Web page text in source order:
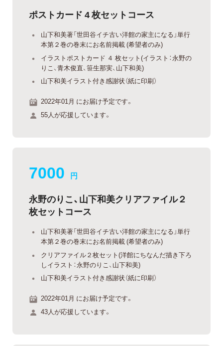
ポストカード 4 枚セットコース
山下和美著「世田谷イチ古い洋館の家主になる」単行
本第２巻の巻末にお名前掲載 (希望者のみ)
イラストポストカード ４ 枚セット(イラスト：永野の
りこ、青木俊直、笹生那実、山下和美)
山下和美イラスト付き感謝状（紙に印刷）
2022年01月 にお届け予定です。
55人が応援しています。
7000 円
永野のりこ、山下和美クリアファイル２
枚セットコース
山下和美著「世田谷イチ古い洋館の家主になる」単行
本第２巻の巻末にお名前掲載 (希望者のみ)
クリアファイル２枚セット(洋館にちなんだ描き下ろ
しイラスト：永野のりこ、山下和美)
山下和美イラスト付き感謝状（紙に印刷）
2022年01月 にお届け予定です。
43人が応援しています。